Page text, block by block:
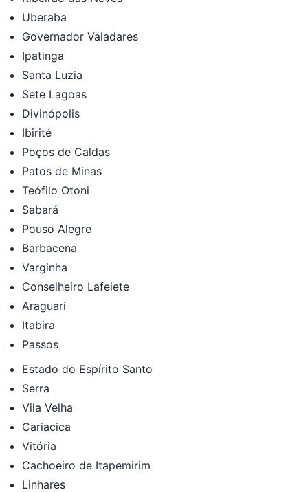
Uberaba
Governador Valadares
Ipatinga
Santa Luzia
Sete Lagoas
Divinópolis
Ibirité
Poços de Caldas
Patos de Minas
Teófilo Otoni
Sabará
Pouso Alegre
Barbacena
Varginha
Conselheiro Lafeiete
Araguari
Itabira
Passos
Estado do Espírito Santo
Serra
Vila Velha
Cariacica
Vitória
Cachoeiro de Itapemirim
Linhares